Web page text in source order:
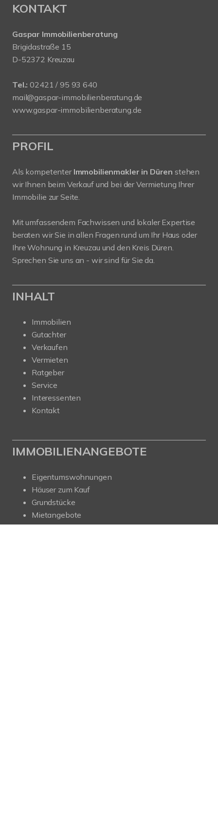
KONTAKT
Gaspar Immobilienberatung
Brigidastraße 15
D-52372 Kreuzau
Tel.: 02421 / 95 93 640
mail@gaspar-immobilienberatung.de
www.gaspar-immobilienberatung.de
PROFIL
Als kompetenter Immobilienmakler in Düren stehen
wir Ihnen beim Verkauf und bei der Vermietung Ihrer
Immobilie zur Seite.
Mit umfassendem Fachwissen und lokaler Expertise
beraten wir Sie in allen Fragen rund um Ihr Haus oder
Ihre Wohnung in Kreuzau und den Kreis Düren.
Sprechen Sie uns an - wir sind für Sie da.
INHALT
Immobilien
Gutachter
Verkaufen
Vermieten
Ratgeber
Service
Interessenten
Kontakt
IMMOBILIENANGEBOTE
Eigentumswohnungen
Häuser zum Kauf
Grundstücke
Mietangebote
Renditeobjekte